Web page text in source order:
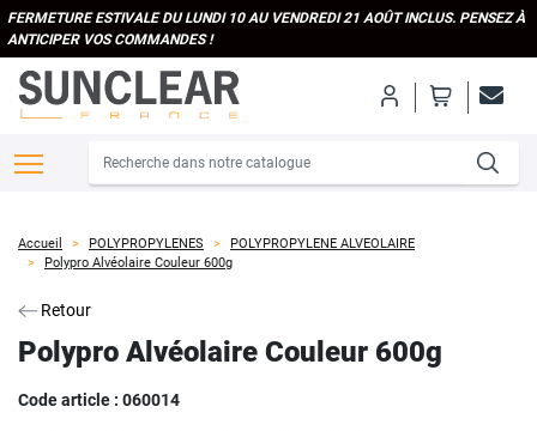
FERMETURE ESTIVALE DU LUNDI 10 AU VENDREDI 21 AOÛT INCLUS. PENSEZ À
ANTICIPER VOS COMMANDES !
Accueil POLYPROPYLENES
POLYPROPYLENE ALVEOLAIRE
Polypro Alvéolaire Couleur 600g
Retour
Polypro Alvéolaire Couleur 600g
Code article : 060014